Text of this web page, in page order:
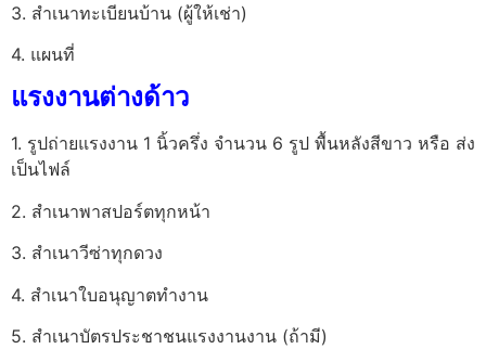
3. สำเนาทะเบียนบ้าน (ผู้ให้เช่า)
4. แผนที่
แรงงานต่างด้าว
1. รูปถ่ายแรงงาน 1 นิ้วครึ่ง จำนวน 6 รูป พื้นหลังสีขาว หรือ ส่ง
เป็นไฟล์
2. สำเนาพาสปอร์ตทุกหน้า
3. สำเนาวีซ่าทุกดวง
4. สำเนาใบอนุญาตทำงาน
5. สำเนาบัตรประชาชนแรงงานงาน (ถ้ามี)